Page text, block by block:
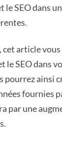
le SEO dans
cet article
le SEO dans
pourrez ainsi
fournies
par une